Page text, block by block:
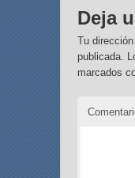
Deja
Tu
publicada.
marcados